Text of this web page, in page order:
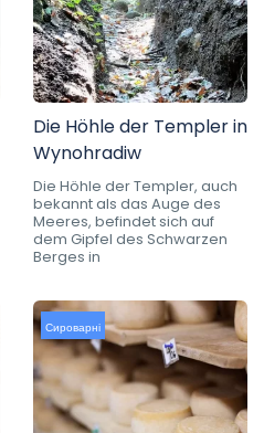
Die Höhle der Templer in
Wynohradiw
Die Höhle der Templer, auch
bekannt als das Auge des
Meeres, befindet sich auf
dem Gipfel des Schwarzen
Berges in
Сироварні